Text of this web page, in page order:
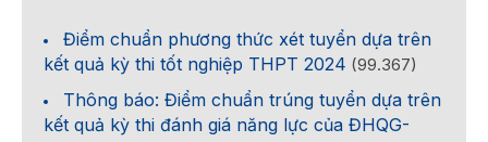
Điểm chuẩn phương thức xét tuyển dựa trên
kết quả kỳ thi tốt nghiệp THPT 2024 (99.367)
Thông báo: Điểm chuẩn trúng tuyển dựa trên
kết quả kỳ thi đánh giá năng lực của ĐHQG-